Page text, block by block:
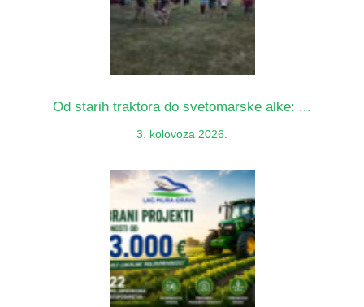
Od starih traktora do svetomarske alke: ...
3. kolovoza 2026.